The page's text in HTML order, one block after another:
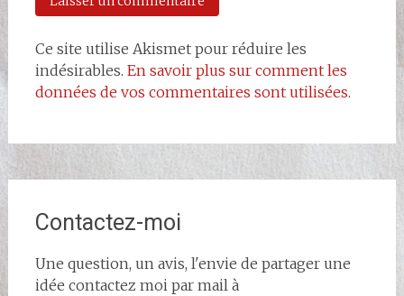
Ce site utilise Akismet pour réduire les
indésirables. En savoir plus sur comment les
données de vos commentaires sont utilisées.
Contactez-moi
Une question, un avis, l'envie de partager une
idée contactez moi par mail à